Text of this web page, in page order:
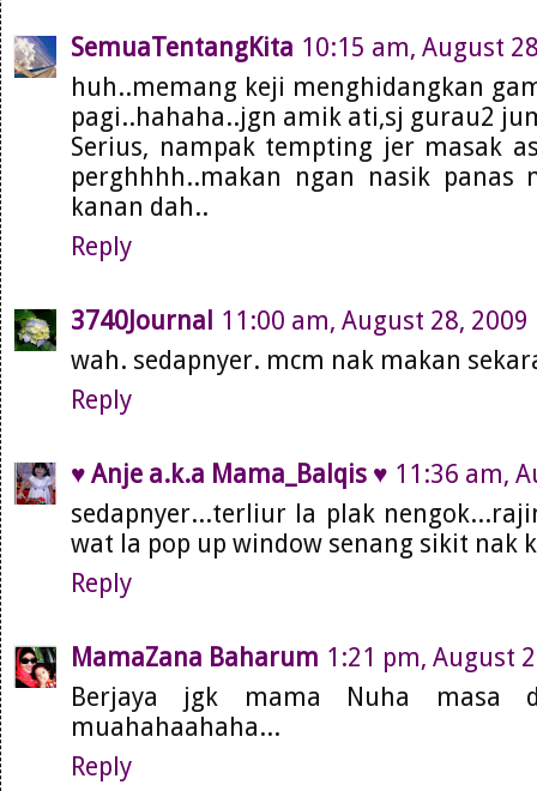
SemuaTentangKita 10:15 am, August
huh..memang keji menghidangkan
pagi..hahaha..jgn amik ati,sj gurau2
Serius, nampak tempting jer masak
perghhhh..makan ngan nasik
kanan dah..
Reply
3740Journal 11:00 am, August 28, 2009
wah. sedapnyer. mcm nak makan
Reply
♥ Anje a.k.a Mama_Balqis ♥ 11:36 am,
sedapnyer...terliur la plak
wat la pop up window senang sikit nak
Reply
MamaZana Baharum 1:21 pm, August
Berjaya jgk mama Nuha masa
muahahaahaha...
Reply